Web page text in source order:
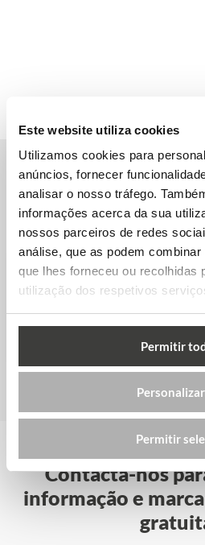
Este website utiliza cookies
Utilizamos cookies para
anúncios, fornecer
analisar o nosso tráfego.
informações acerca da sua
nossos parceiros de redes
análise, que as podem
que lhes forneceu ou recolhidas
utilização dos respetivos
Permitir
Personalizar
Permitir
Outras
HAMK –
Applied...
Contacta-nos
informação e